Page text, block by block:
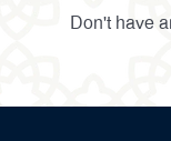
Don't have